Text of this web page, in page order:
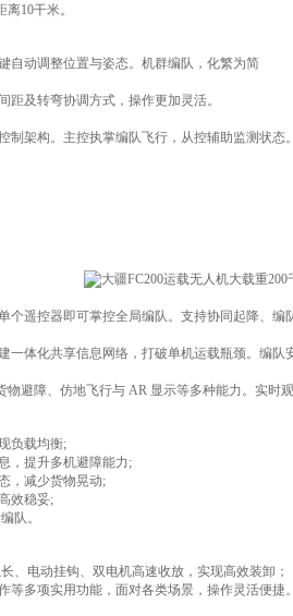
10干米。
自动调整位置与姿态。机群编队，化繁为简
及转弯协调方式，操作更加灵活。
制架构。主控执掌编队飞行，从控辅助监测状态
个遥控器即可掌控全局编队。支持协同起降、
一体化共享信息网络，打破单机运载瓶颈。编队
物避障、仿地飞行与 AR 显示等多种能力。实
负载均衡;
，提升多机避障能力;
，减少货物晃动;
效稳妥;
队。
、电动挂钩、双电机高速收放，实现高效装卸；
等多项实用功能，面对各类场景，操作灵活便捷